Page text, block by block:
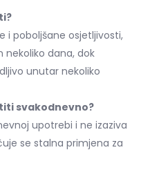
i poboljšane osjetljivosti,
dana, dok
unutar nekoliko
svakodnevno?
upotrebi i ne izaziva
se stalna primjena za